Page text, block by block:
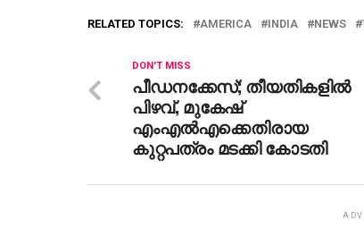
RELATED TOPICS: AMERICA INDIA NEWS
DON'T MISS
പീഡനക്കേസ്; തീയതികളില്‍
പിഴവ്, മുകേഷ്
എംഎല്‍എക്കെതിരായ
കുറ്റപത്രം മടക്കി കോടതി